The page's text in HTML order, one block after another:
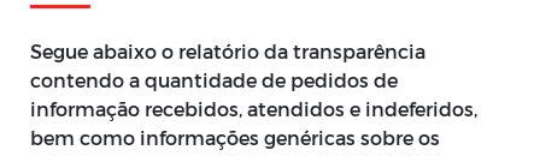
Segue abaixo o relatório da transparência
contendo a quantidade de pedidos de
informação recebidos, atendidos e indeferidos,
bem como informações genéricas sobre os